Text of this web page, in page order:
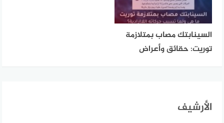
السينابتك مصاب بمتلازمة
توريت: حقائق وأعراض
الأرشيف